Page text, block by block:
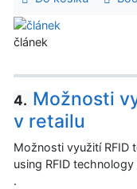
článek
4. Možnosti
v retailu
Možnosti využití RFID
using RFID
.